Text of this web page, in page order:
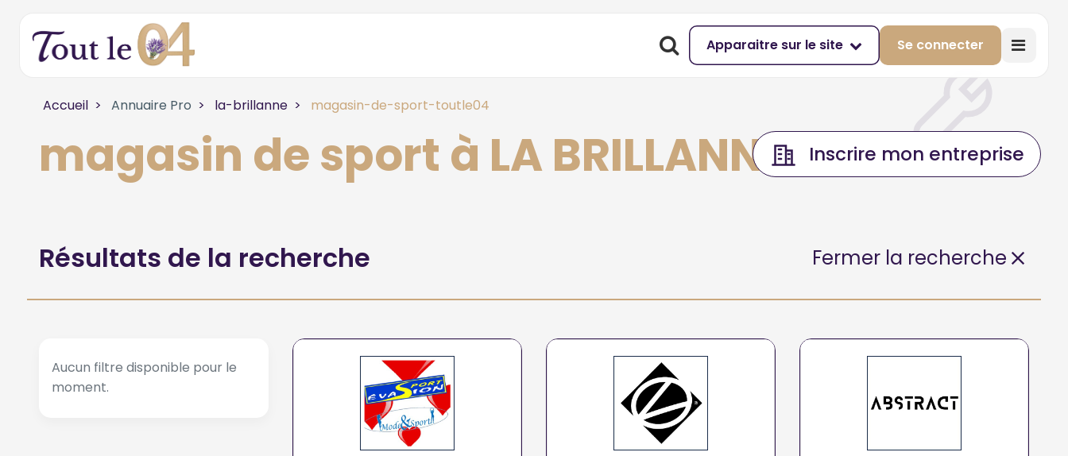
Apparaitre sur le site Se connecter
Accueil Annuaire Pro la-brillanne magasin-de-sport-toutle04
magasin de sport à LA BRILLANNE Inscrire mon entreprise
Résultats de la recherche Fermer la recherche
Aucun filtre disponible pour le
moment.